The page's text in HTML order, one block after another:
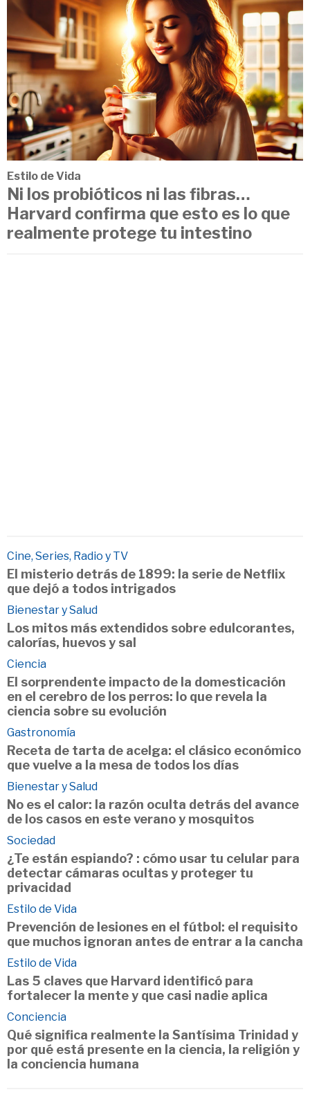
Estilo de Vida
Ni los probióticos ni las fibras…
Harvard confirma que esto es lo que
realmente protege tu intestino
Cine, Series, Radio y TV
El misterio detrás de 1899: la serie de Netflix
que dejó a todos intrigados
Bienestar y Salud
Los mitos más extendidos sobre edulcorantes,
calorías, huevos y sal
Ciencia
El sorprendente impacto de la domesticación
en el cerebro de los perros: lo que revela la
ciencia sobre su evolución
Gastronomía
Receta de tarta de acelga: el clásico económico
que vuelve a la mesa de todos los días
Bienestar y Salud
No es el calor: la razón oculta detrás del avance
de los casos en este verano y mosquitos
Sociedad
¿Te están espiando? : cómo usar tu celular para
detectar cámaras ocultas y proteger tu
privacidad
Estilo de Vida
Prevención de lesiones en el fútbol: el requisito
que muchos ignoran antes de entrar a la cancha
Estilo de Vida
Las 5 claves que Harvard identificó para
fortalecer la mente y que casi nadie aplica
Conciencia
Qué significa realmente la Santísima Trinidad y
por qué está presente en la ciencia, la religión y
la conciencia humana